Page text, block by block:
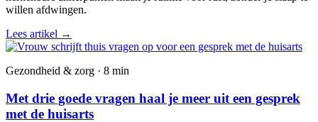
willen afdwingen.
Lees artikel →
Gezondheid & zorg · 8 min
Met drie goede vragen haal je meer uit een gesprek
met de huisarts